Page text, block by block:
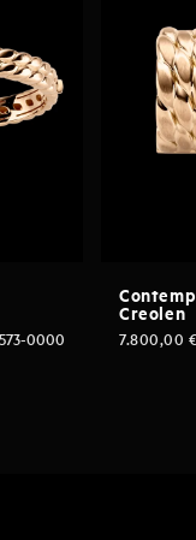
0000
Creolen
7.800,00 €